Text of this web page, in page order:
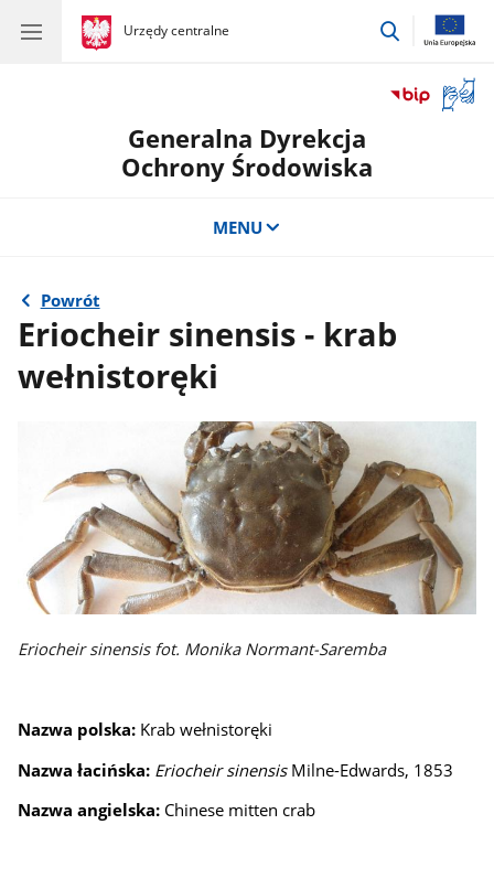
gov.pl
Urzędy centralne
gov.pl
Urzędy
przejdź
okno
Generalna Dyrekcja
Ochrony Środowiska
MENU
Powrót
Eriocheir sinensis - krab
wełnistoręki
Eriocheir sinensis fot. Monika Normant-Saremba
Nazwa polska: Krab wełnistoręki
Nazwa łacińska: Eriocheir sinensisMilne-Edwards, 1853
Nazwa angielska: Chinese mitten crab